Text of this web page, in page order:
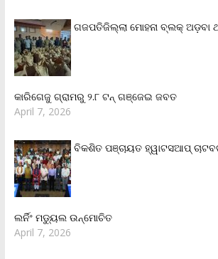
ଗଜପତିଜିଲ୍ଲା ମୋହନା ବ୍ଲକ୍‌ ଅଡ଼ବା
କାରିଗେଜୁ ଗ୍ରାମରୁ ୨.୮ ଟନ୍ ଗଞ୍ଜେଇ ଜବତ
April 7, 2026
ବିକଶିତ ପଞ୍ଚାୟତ ହ୍ୱାଟସଆପ୍
ଲର୍ନିଂ ମଡ୍ୟୁଲ ଉନ୍ମୋଚିତ
April 7, 2026